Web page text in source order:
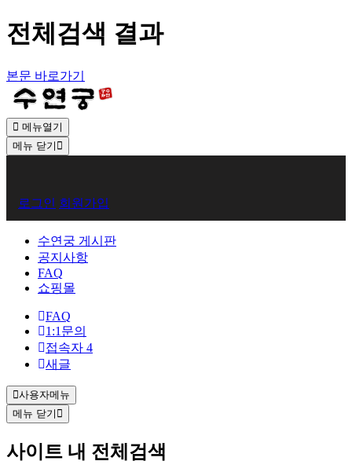
전체검색 결과
본문 바로가기
메뉴열기
메뉴 닫기
원
로
그
인
로그인 회원가입
수연궁 게시판
공지사항
FAQ
쇼핑몰
FAQ
1:1문의
접속자 4
새글
사용자메뉴
메뉴 닫기
사이트 내 전체검색